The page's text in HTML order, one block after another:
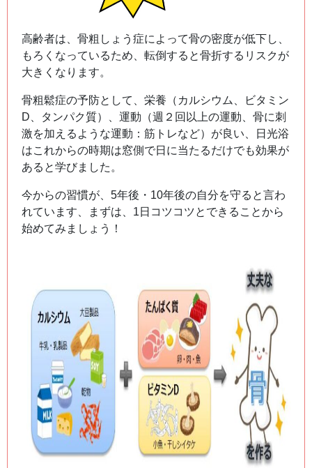
高齢者は、骨粗しょう症によって骨の密度が低下し、
もろくなっているため、転倒すると骨折するリスクが
大きくなります。
骨粗鬆症の予防として、栄養（カルシウム、ビタミン
D、タンパク質）、運動（週２回以上の運動、骨に刺
激を加えるような運動：筋トレなど）が良い、日光浴
はこれからの時期は窓側で日に当たるだけでも効果が
あると学びました。
今からの習慣が、5年後・10年後の自分を守ると言わ
れています、まずは、1日コツコツとできることから
始めてみましょう！